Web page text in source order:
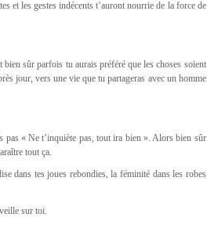
et les gestes indécents t’auront nourrie de la force de
bien sûr parfois tu aurais préféré que les choses soient
jour, vers une vie que tu partageras avec un homme
pas « Ne t’inquiète pas, tout ira bien ». Alors bien sûr
tout ça.
dans tes joues rebondies, la féminité dans les robes
sur toi.